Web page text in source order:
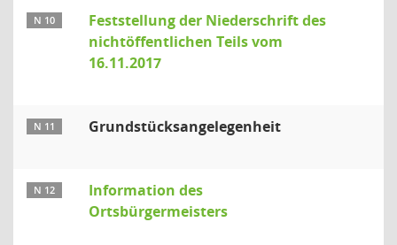
N 10
Feststellung der Niederschrift des
nichtöffentlichen Teils vom
16.11.2017
N 11 Grundstücksangelegenheit
N 12
Information des
Ortsbürgermeisters